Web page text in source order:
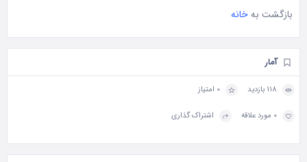
بازگشت بهخانه
آمار
118 بازدید 0 امتیاز
0 مورد علاقه اشتراک گذاری